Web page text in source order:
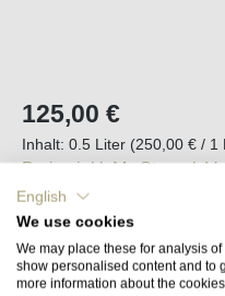
Regulärer Preis:
125,00 €
Inhalt: 0.5 Liter (250,00 € / 1
Preise inkl. MwSt. zzgl.
Sofort verfügbar, Lieferzeit
Produkt Anzahl:
English
We use cookies
We may place these for analysis
show personalised content and to
more information about the